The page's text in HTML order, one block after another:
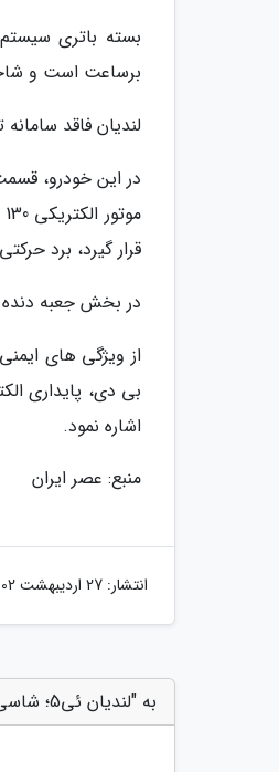
برساعت است و شاخص صفر تا 100 خودرو
لندیان فاقد سامانه تمام
در این خودرو،
قرار گیرد، برد حرکتی خودرو از 1000
در بخش جعبه دنده
از ویژگی های
بی دی، پایداری
اشاره نمود.
منبع: عصر ایران
انتشار: 27 اردیبهشت 1402
به "لندیان ئی5؛ شاسی بلند نو از برند اصلی دیگنیتی!" امتیاز دهید